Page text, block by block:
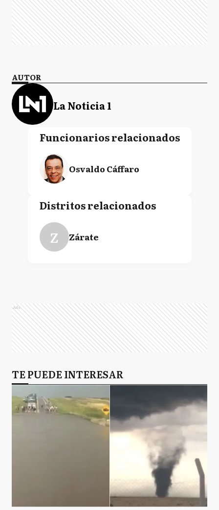
AUTOR
La Noticia 1
Funcionarios relacionados
Osvaldo Cáffaro
Distritos relacionados
Z Zárate
Ads
TE PUEDE INTERESAR